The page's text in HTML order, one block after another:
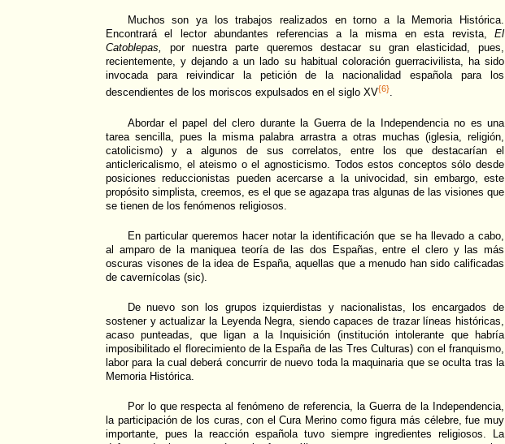
Muchos son ya los trabajos realizados en torno a la Memoria Histórica.
Encontrará el lector abundantes referencias a la misma en esta revista, El
Catoblepas,
por nuestra parte queremos destacar su gran elasticidad, pues,
recientemente, y dejando a un lado su habitual coloración guerracivilista, ha sido
invocada para reivindicar la petición de la nacionalidad española para los
descendientes de los moriscos expulsados en el siglo XV{6}.
Abordar el papel del clero durante la Guerra de la Independencia no es una
tarea sencilla, pues la misma palabra arrastra a otras muchas (iglesia, religión,
catolicismo) y a algunos de sus correlatos, entre los que destacarían el
anticlericalismo, el ateismo o el agnosticismo. Todos estos conceptos sólo desde
posiciones reduccionistas pueden acercarse a la univocidad, sin embargo, este
propósito simplista, creemos, es el que se agazapa tras algunas de las visiones que
se tienen de los fenómenos religiosos.
En particular queremos hacer notar la identificación que se ha llevado a cabo,
al amparo de la maniquea teoría de las dos Españas, entre el clero y las más
oscuras visones de la idea de España, aquellas que a menudo han sido calificadas
de cavernícolas (sic).
De nuevo son los grupos izquierdistas y nacionalistas, los encargados de
sostener y actualizar la Leyenda Negra, siendo capaces de trazar líneas históricas,
acaso punteadas, que ligan a la Inquisición (institución intolerante que habría
imposibilitado el florecimiento de la España de las Tres Culturas) con el franquismo,
labor para la cual deberá concurrir de nuevo toda la maquinaria que se oculta tras la
Memoria Histórica.
Por lo que respecta al fenómeno de referencia, la Guerra de la Independencia,
la participación de los curas, con el Cura Merino como figura más célebre, fue muy
importante, pues la reacción española tuvo siempre ingredientes religiosos. La